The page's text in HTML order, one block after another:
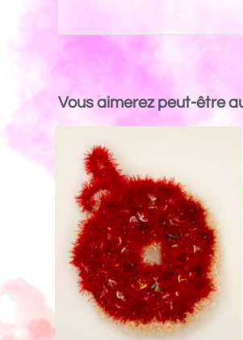
Vous aimerez peut-être